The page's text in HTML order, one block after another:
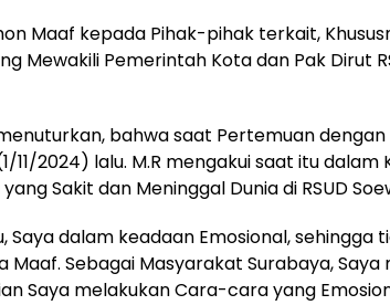
Maaf kepada Pihak-pihak terkait,
Mewakili Pemerintah Kota dan Pak Dirut
bahwa saat Pertemuan dengan
11/2024) lalu. M.R mengakui saat itu dalam
Sakit dan Meninggal Dunia di RSUD
Saya dalam keadaan Emosional, sehingga
Maaf. Sebagai Masyarakat Surabaya, Saya
Saya melakukan Cara-cara yang